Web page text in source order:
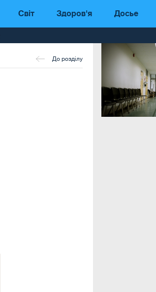
Світ Здоров'я Досье
До розділу